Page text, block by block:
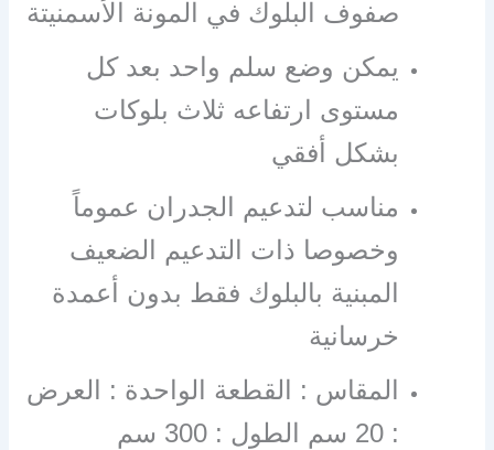
صفوف البلوك في المونة الأسمنيتة
يمكن وضع سلم واحد بعد كل
مستوى ارتفاعه ثلاث بلوكات
بشكل أفقي
مناسب لتدعيم الجدران عموماً
وخصوصا ذات التدعيم الضعيف
المبنية بالبلوك فقط بدون أعمدة
خرسانية
المقاس : القطعة الواحدة : العرض
: 20 سم الطول : 300 سم